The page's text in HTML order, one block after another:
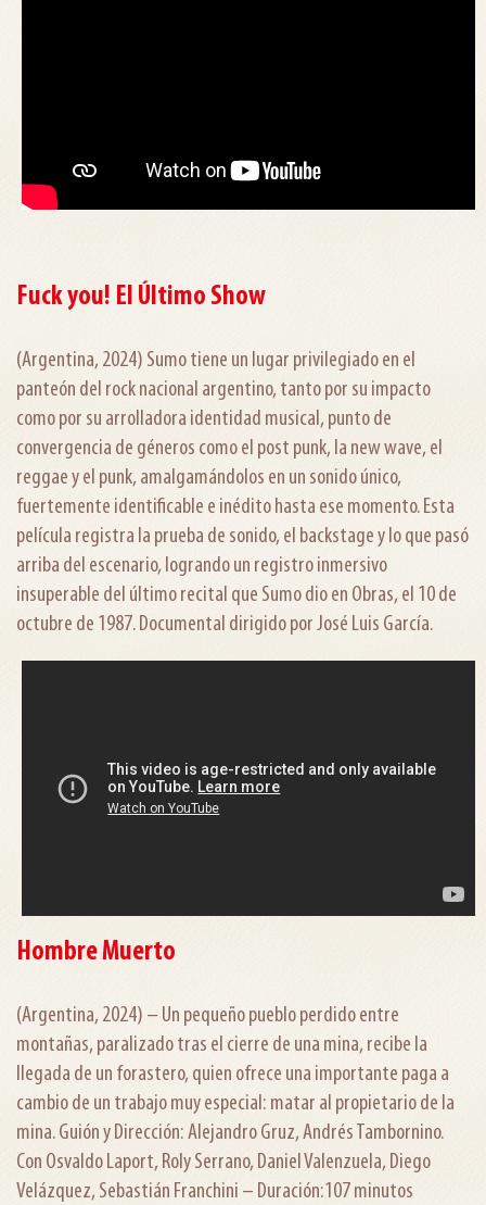
Fuck you! El Último Show
(Argentina, 2024) Sumo tiene un lugar privilegiado en el
panteón del rock nacional argentino, tanto por su impacto
como por su arrolladora identidad musical, punto de
convergencia de géneros como el post punk, la new wave, el
reggae y el punk, amalgamándolos en un sonido único,
fuertemente identificable e inédito hasta ese momento. Esta
película registra la prueba de sonido, el backstage y lo que pasó
arriba del escenario, logrando un registro inmersivo
insuperable del último recital que Sumo dio en Obras, el 10 de
octubre de 1987. Documental dirigido por José Luis García.
Hombre Muerto
(Argentina, 2024) – Un pequeño pueblo perdido entre
montañas, paralizado tras el cierre de una mina, recibe la
llegada de un forastero, quien ofrece una importante paga a
cambio de un trabajo muy especial: matar al propietario de la
mina. Guión y Dirección: Alejandro Gruz, Andrés Tambornino.
Con Osvaldo Laport, Roly Serrano, Daniel Valenzuela, Diego
Velázquez, Sebastián Franchini – Duración:107 minutos